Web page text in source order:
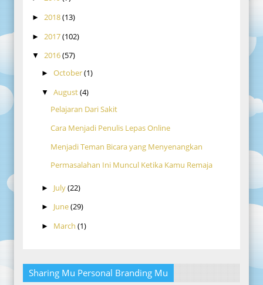
► 2018(13)
► 2017(102)
▼ 2016(57)
► October(1)
▼ August(4)
Pelajaran Dari Sakit
Cara Menjadi Penulis Lepas Online
Menjadi Teman Bicara yang Menyenangkan
Permasalahan Ini Muncul Ketika Kamu Remaja
► July(22)
► June(29)
► March (1)
Sharing Mu Personal Branding Mu